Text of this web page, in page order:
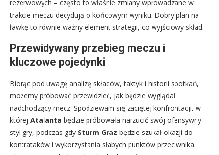
rezerwowych – często to właśnie zmiany wprowadzane w
trakcie meczu decydują o końcowym wyniku. Dobry plan na
ławkę to równie ważny element strategii, co wyjściowy skład.
Przewidywany przebieg meczu i
kluczowe pojedynki
Biorąc pod uwagę analizę składów, taktyk i historii spotkań,
możemy próbować przewidzieć, jak będzie wyglądał
nadchodzący mecz. Spodziewam się zaciętej konfrontacji, w
której Atalanta będzie próbowała narzucić swój ofensywny
styl gry, podczas gdy Sturm Graz będzie szukał okazji do
kontrataków i wykorzystania słabych punktów przeciwnika.